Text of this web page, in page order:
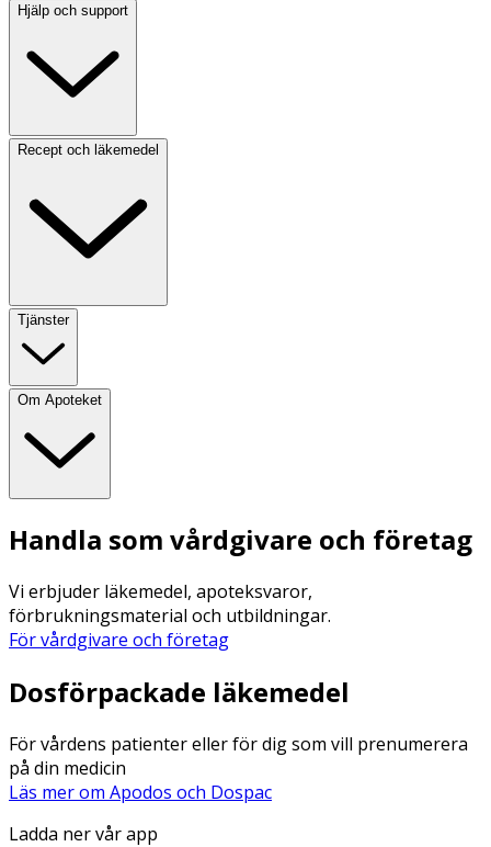
Hjälp och support
Recept och läkemedel
Tjänster
Om Apoteket
Handla som vårdgivare och företag
Vi erbjuder läkemedel, apoteksvaror,
förbrukningsmaterial och utbildningar.
För vårdgivare och företag
Dosförpackade läkemedel
För vårdens patienter eller för dig som vill prenumerera
på din medicin
Läs mer om Apodos och Dospac
Ladda ner vår app